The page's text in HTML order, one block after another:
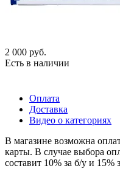
2 000 руб.
Есть в наличии
Оплата
Доставка
Видео о категориях
В магазине возможна
карты. В случае выбора
составит 10% за б/у и 15%